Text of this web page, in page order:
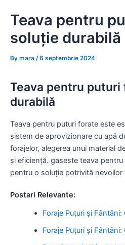
Teava pentru
soluție durabilă
By mara /6 septembrie 2024
Teava pentru
durabilă
Teava pentru puturi forate este
sistem de aprovizionare cu apă
forajelor, alegerea unui material
și eficiență. gaseste teava
pentru o soluție potrivită nevoilor
Postari Relevante:
Foraje Puțuri și
Foraje Puțuri și